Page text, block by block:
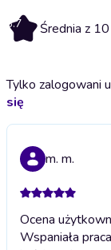
3.7 Średnia z
Tylko zalogowani
się
m. m.
Ocena
Wspaniała